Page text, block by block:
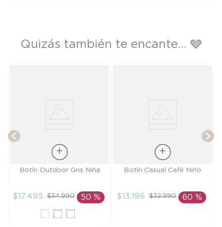
Quizás también te encante... 🩶
Talla
AÑADIR AL
CARRITO
Botín Outdoor Gris Niña
$17.495 $34.990 50 %
Talla
AÑADIR AL
Botín Casual Café Niño
$13.196 $32.990 60 %